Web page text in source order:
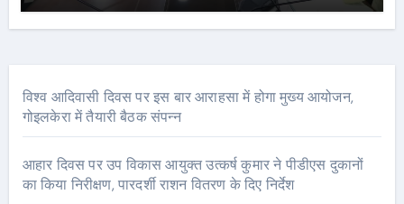
विश्व आदिवासी दिवस पर इस बार आराहसा में होगा मुख्य आयोजन,
गोइलकेरा में तैयारी बैठक संपन्न
आहार दिवस पर उप विकास आयुक्त उत्कर्ष कुमार ने पीडीएस दुकानों
का किया निरीक्षण, पारदर्शी राशन वितरण के दिए निर्देश